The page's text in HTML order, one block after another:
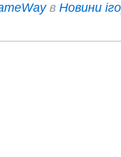
в Новини